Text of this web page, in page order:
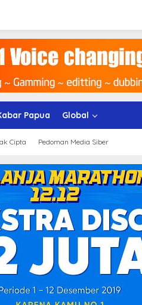
Papua Global
Cipta Pedoman Media Siber